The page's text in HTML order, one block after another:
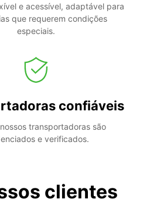
e acessível, adaptável para
que requerem condições
especiais.
confiáveis
transportadoras são
e verificados.
clientes